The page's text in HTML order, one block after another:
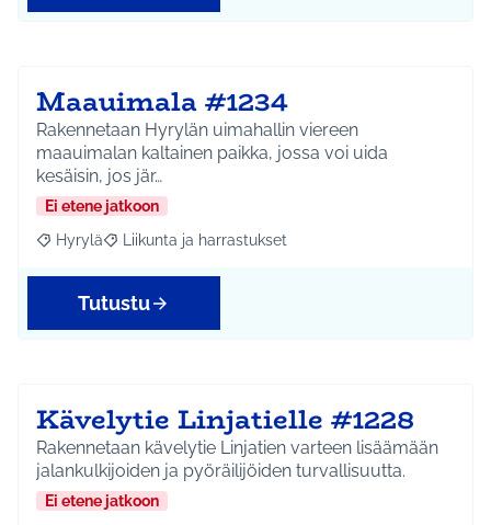
Maauimala #1234
Rakennetaan Hyrylän uimahallin viereen
maauimalan kaltainen paikka, jossa voi uida
kesäisin, jos jär…
Ei etene jatkoon
Rajaa tulokset aihepiirin mukaan: Hyrylä
Hyrylä Rajaa tulokset teeman mukaan: Liikunta ja
Liikunta ja harrastukset
Tutustu
Kävelytie Linjatielle #1228
Rakennetaan kävelytie Linjatien varteen lisäämään
jalankulkijoiden ja pyöräilijöiden turvallisuutta.
Ei etene jatkoon